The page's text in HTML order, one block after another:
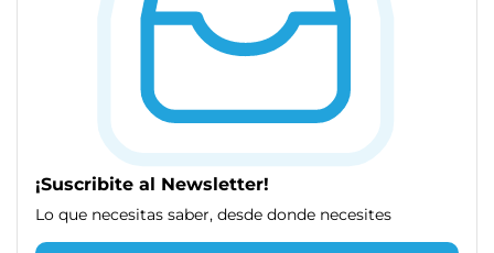
¡Suscribite al Newsletter!
Lo que necesitas saber, desde donde necesites